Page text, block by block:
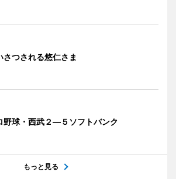
さつされる悠仁さま
野球・西武２―５ソフトバンク
もっと見る